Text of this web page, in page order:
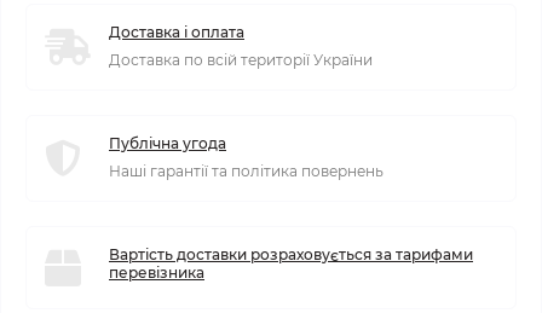
Доставка і оплата
Доставка по всій території України
Публічна угода
Наші гарантії та політика повернень
Вартість доставки розраховується за тарифами
перевізника